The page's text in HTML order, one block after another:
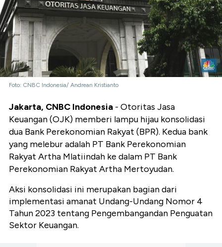
Foto: CNBC Indonesia/ Andrean Kristianto
Jakarta, CNBC Indonesia - Otoritas Jasa
Keuangan (OJK) memberi lampu hijau konsolidasi
dua Bank Perekonomian Rakyat (BPR). Kedua bank
yang melebur adalah PT Bank Perekonomian
Rakyat Artha Mlatiindah ke dalam PT Bank
Perekonomian Rakyat Artha Mertoyudan.
Aksi konsolidasi ini merupakan bagian dari
implementasi amanat Undang-Undang Nomor 4
Tahun 2023 tentang Pengembangandan Penguatan
Sektor Keuangan.